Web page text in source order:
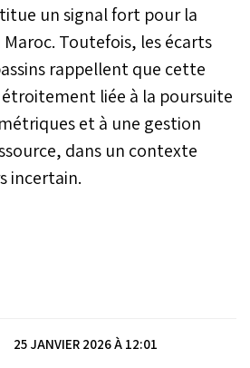
un signal fort pour la
Maroc. Toutefois, les écarts
rappellent que cette
liée à la poursuite
et à une gestion
dans un contexte
incertain.
25 JANVIER 2026 À 12:01